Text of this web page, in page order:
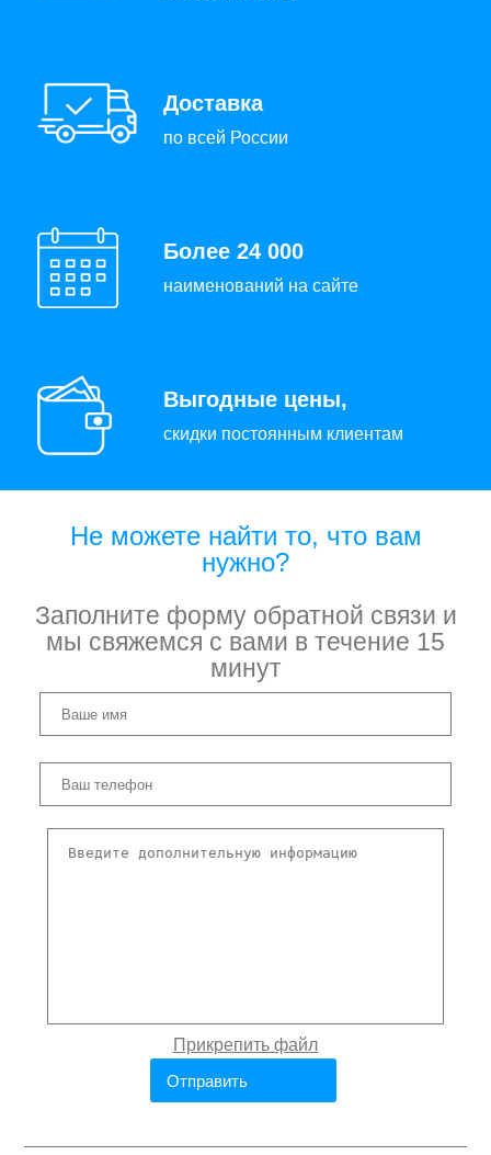
Доставка
по всей России
Более 24 000
наименований на сайте
Выгодные цены,
скидки постоянным клиентам
Не можете найти то, что вам
нужно?
Заполните форму обратной связи и
мы свяжемся с вами в течение 15
минут